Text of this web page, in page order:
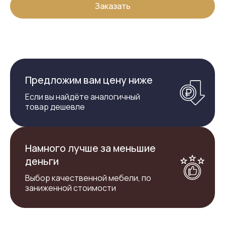
Заказать
Предложим вам цену ниже
Если вы найдёте аналогичный
товар дешевле
Намного лучше за меньшие
деньги
Выбор качественной мебели, по
заниженной стоимости